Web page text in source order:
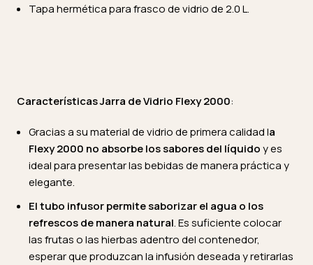
Tapa hermética para frasco de vidrio de 2.0 L.
Características Jarra de Vidrio Flexy 2000:
Gracias a su material de vidrio de primera calidad la
Flexy 2000 no absorbe los sabores del líquidoy es
ideal para presentar las bebidas de manera práctica y
elegante.
El tubo infusor permite saborizar el agua o los
refrescos de manera natural. Es suficiente colocar
las frutas o las hierbas adentro del contenedor,
esperar que produzcan la infusión deseada y retirarlas